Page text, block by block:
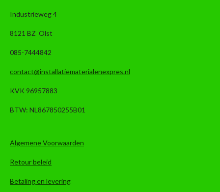
Industrieweg 4
8121 BZ Olst
085-7444842
contact@installatiematerialenexpres.nl
KVK 96957883
BTW: NL867850255B01
Algemene Voorwaarden
Retour beleid
Betaling en levering